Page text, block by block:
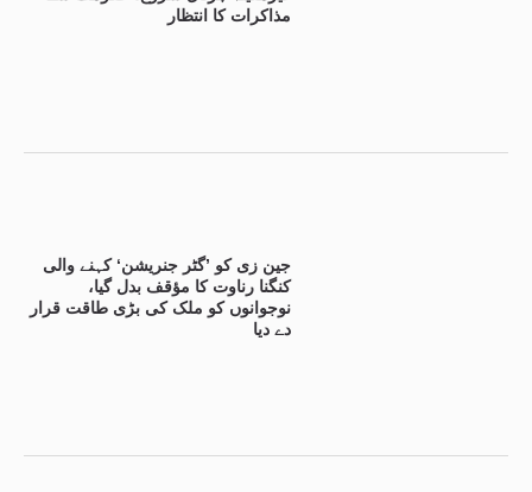
مذاکرات کا انتظار
جین زی کو ’گٹر جنریشن‘ کہنے والی
کنگنا رناوت کا مؤقف بدل گیا،
نوجوانوں کو ملک کی بڑی طاقت قرار
دے دیا